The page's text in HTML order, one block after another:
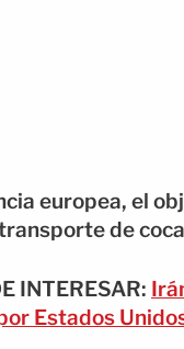
europea, el
de
INTERESAR:
Estados